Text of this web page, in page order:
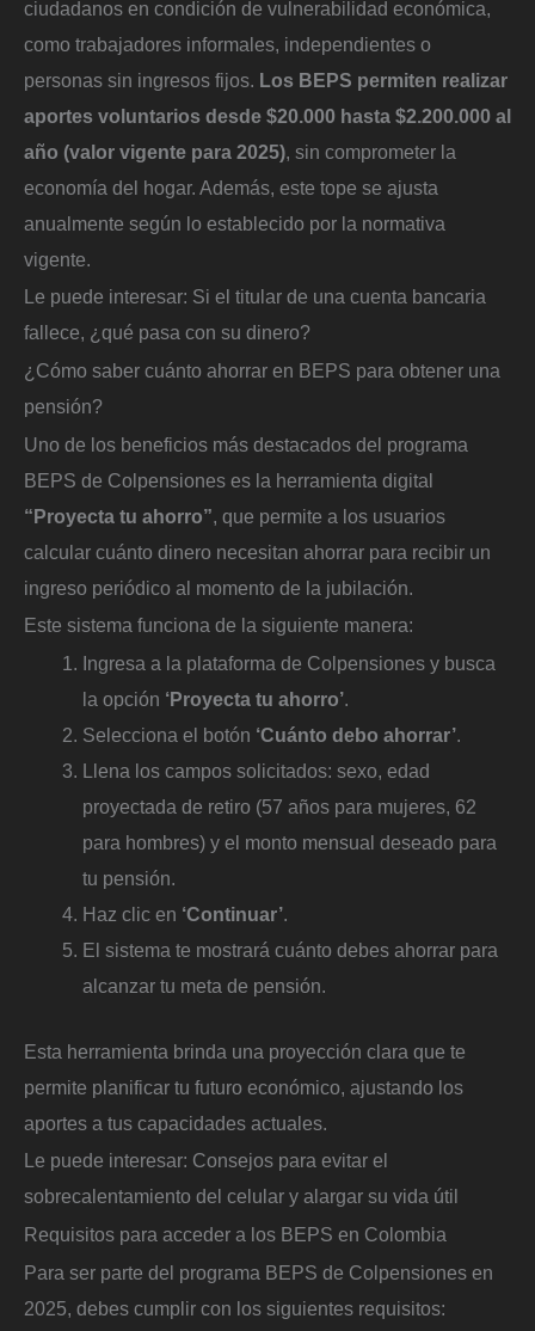
ciudadanos en condición de vulnerabilidad económica,
como trabajadores informales, independientes o
personas sin ingresos fijos. Los BEPS permiten realizar
aportes voluntarios desde $20.000 hasta $2.200.000 al
año (valor vigente para 2025), sin comprometer la
economía del hogar. Además, este tope se ajusta
anualmente según lo establecido por la normativa
vigente.
Le puede interesar: Si el titular de una cuenta bancaria
fallece, ¿qué pasa con su dinero?
¿Cómo saber cuánto ahorrar en BEPS para obtener una
pensión?
Uno de los beneficios más destacados del programa
BEPS de Colpensiones es la herramienta digital
“Proyecta tu ahorro”, que permite a los usuarios
calcular cuánto dinero necesitan ahorrar para recibir un
ingreso periódico al momento de la jubilación.
Este sistema funciona de la siguiente manera:
Ingresa a la plataforma de Colpensiones y busca
la opción ‘Proyecta tu ahorro’.
Selecciona el botón ‘Cuánto debo ahorrar’.
Llena los campos solicitados: sexo, edad
proyectada de retiro (57 años para mujeres, 62
para hombres) y el monto mensual deseado para
tu pensión.
Haz clic en ‘Continuar’.
El sistema te mostrará cuánto debes ahorrar para
alcanzar tu meta de pensión.
Esta herramienta brinda una proyección clara que te
permite planificar tu futuro económico, ajustando los
aportes a tus capacidades actuales.
Le puede interesar: Consejos para evitar el
sobrecalentamiento del celular y alargar su vida útil
Requisitos para acceder a los BEPS en Colombia
Para ser parte del programa BEPS de Colpensiones en
2025, debes cumplir con los siguientes requisitos: